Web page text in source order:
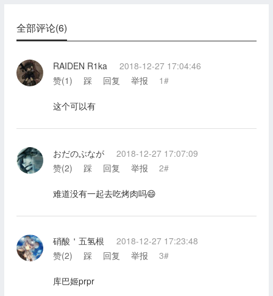
全部评论(6)
RAIDEN R1ka
2018-12-27 17:04:46
赞(1) 踩 回复 举报 1#
这个可以有
おだのぶなが
2018-12-27 17:07:09
赞(2) 踩 回复 举报 2#
难道没有一起去吃烤肉吗😄
硝酸＇五氢根
2018-12-27 17:23:48
赞(2) 踩 回复 举报 3#
库巴姬prpr